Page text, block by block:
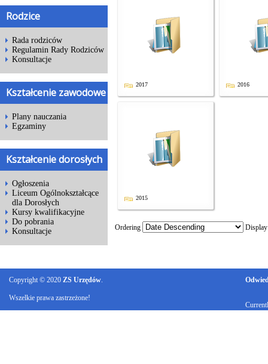
Rodzice
Rada rodziców
Regulamin Rady Rodziców
Konsultacje
Kształcenie zawodowe
Plany nauczania
Egzaminy
Kształcenie dorosłych
Ogłoszenia
Liceum Ogólnokształcące
dla Dorosłych
Kursy kwalifikacyjne
Do pobrania
Konsultacje
2017 2016
2015
Ordering
Copyright © 2020 ZS Urzędów.
Wszelkie prawa zastrzeżone!